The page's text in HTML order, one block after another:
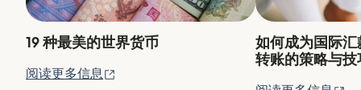
19 种最美的世界货币
阅读更多信息
如何成为国际
转账的策略与技